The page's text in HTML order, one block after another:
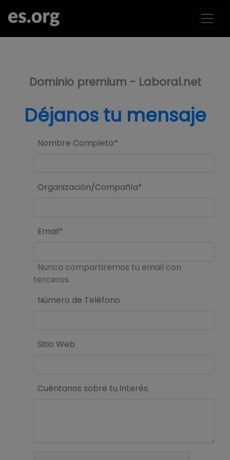
Dominio premium - Laboral.net
Déjanos tu mensaje
Nombre Completo*
Organización/Compañía*
Email*
Nunca compartiremos tu email con
terceros.
Número de Teléfono
Sitio Web
Cuéntanos sobre tu interés.